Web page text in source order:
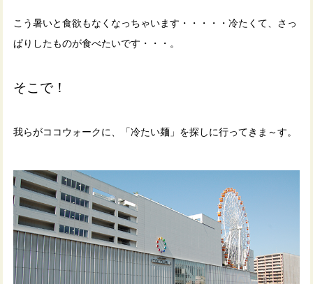
こう暑いと食欲もなくなっちゃいます・・・・・冷たくて、さっ
ぱりしたものが食べたいです・・・。
そこで！
我らがココウォークに、「冷たい麺」を探しに行ってきま～す。